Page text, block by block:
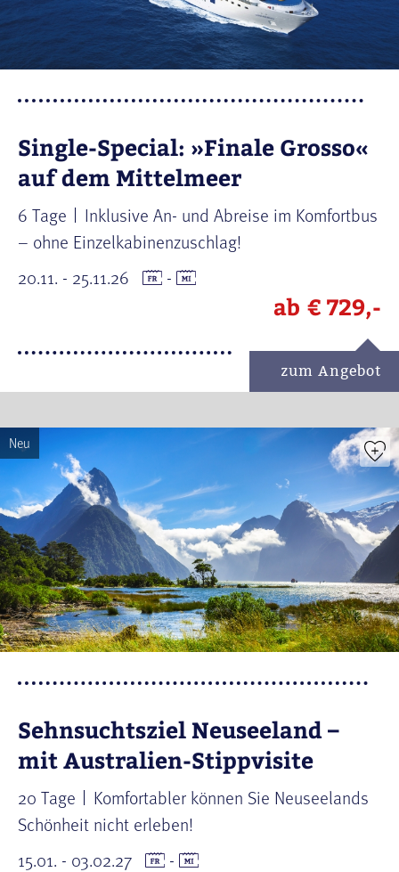
Single-Special: »Finale Grosso«
auf dem Mittelmeer
6 Tage
Inklusive An- und Abreise im Komfortbus
– ohne Einzelkabinenzuschlag!
20.11. - 25.11.26
-
ab € 729,-
zum Angebot
Neu
Sehnsuchtsziel Neuseeland –
mit Australien-Stippvisite
20 Tage
Komfortabler können Sie Neuseelands
Schönheit nicht erleben!
15.01. - 03.02.27
-